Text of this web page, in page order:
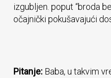
izgubljen. poput “broda
očajnički pokušavajući
Pitanje:Baba, u takvim